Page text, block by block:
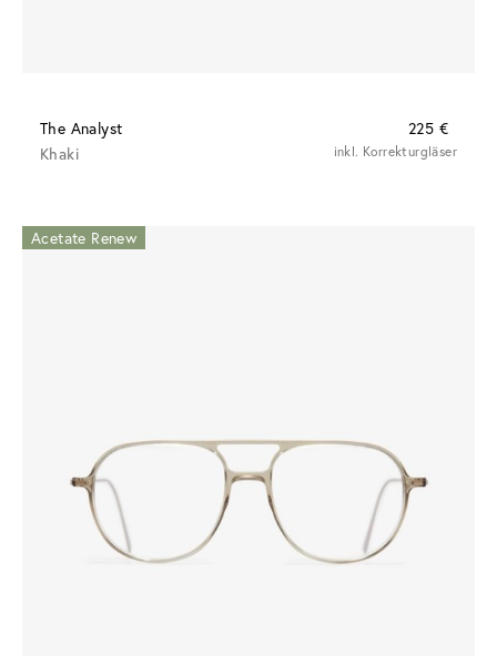
The Analyst
225 €
Khaki
inkl. Korrekturgläser
Acetate Renew